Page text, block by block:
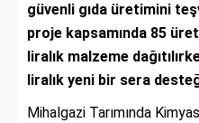
güvenli gıda üretimini
proje kapsamında 85
liralık malzeme
liralık yeni bir sera
Mihalgazi Tarımında